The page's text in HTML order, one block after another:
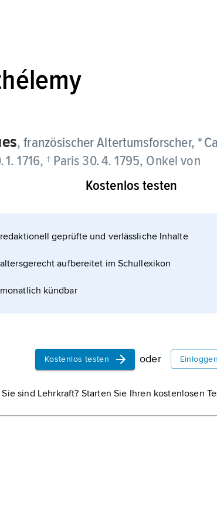
, französischer Altertumsforscher, *
1716, † Paris 30. 4. 1795, Onkel von
Medaillenkabinetts in Paris; wurde 1789
das Leben der Griechen in der Antike den
du jeune Anacharsis en Grèce« (1788, 7
nach Griechenland«).
Kostenlos testen
redaktionell geprüfte und verlässliche Inhalte
altersgerecht aufbereitet im Schullexikon
monatlich kündbar
Kostenlos testen oder Einloggen
Sie sind Lehrkraft? Starten Sie Ihren kostenlosen